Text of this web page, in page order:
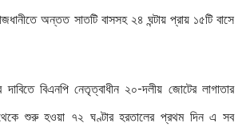
অন্তত সাতটি বাসসহ ২৪ ঘন্টায় প্রায় ১৫টি বাসে
দাবিতে বিএনপি নেতৃত্বাধীন ২০-দলীয় জোটের লাগাতার
শুরু হওয়া ৭২ ঘণ্টার হরতালের প্রথম দিন এ সব